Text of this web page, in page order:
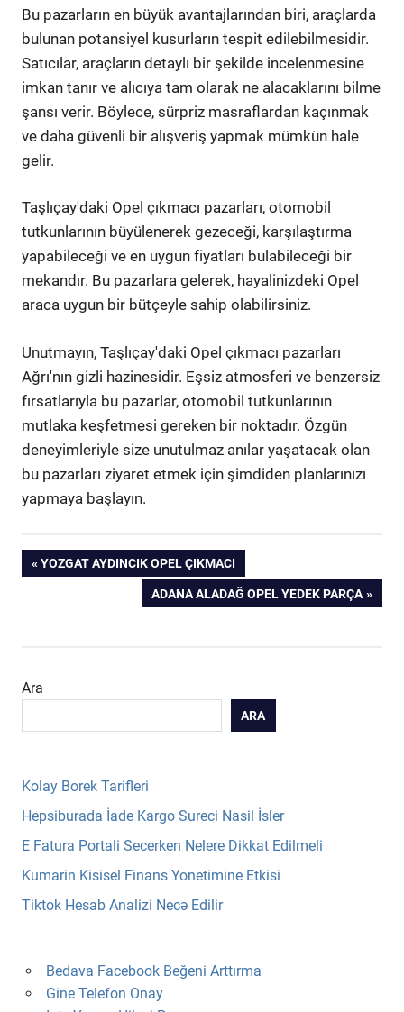
Bu pazarların en büyük avantajlarından biri, araçlarda
bulunan potansiyel kusurların tespit edilebilmesidir.
Satıcılar, araçların detaylı bir şekilde incelenmesine
imkan tanır ve alıcıya tam olarak ne alacaklarını bilme
şansı verir. Böylece, sürpriz masraflardan kaçınmak
ve daha güvenli bir alışveriş yapmak mümkün hale
gelir.
Taşlıçay'daki Opel çıkmacı pazarları, otomobil
tutkunlarının büyülenerek gezeceği, karşılaştırma
yapabileceği ve en uygun fiyatları bulabileceği bir
mekandır. Bu pazarlara gelerek, hayalinizdeki Opel
araca uygun bir bütçeyle sahip olabilirsiniz.
Unutmayın, Taşlıçay'daki Opel çıkmacı pazarları
Ağrı'nın gizli hazinesidir. Eşsiz atmosferi ve benzersiz
fırsatlarıyla bu pazarlar, otomobil tutkunlarının
mutlaka keşfetmesi gereken bir noktadır. Özgün
deneyimleriyle size unutulmaz anılar yaşatacak olan
bu pazarları ziyaret etmek için şimdiden planlarınızı
yapmaya başlayın.
Yazı
PREVIOUS
YOZGAT AYDINCIK OPEL ÇIKMACI
NEXT
POST:
ADANA ALADAĞ OPEL YEDEK PARÇA
Ara
ARA
Kolay Borek Tarifleri
Hepsiburada İade Kargo Sureci Nasil İsler
E Fatura Portali Secerken Nelere Dikkat Edilmeli
Kumarin Kisisel Finans Yonetimine Etkisi
Tiktok Hesab Analizi Necə Edilir
Bedava Facebook Beğeni Arttırma
Gine Telefon Onay